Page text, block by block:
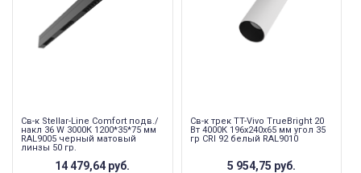
Св-к Stellar-Line Сomfort подв./
накл 36 W 3000К 1200*35*75 мм
RAL9005 черный матовый
линзы 50 гр.
14 479,64 руб.
Св-к трек TT-Vivo TrueBright 20
Вт 4000К 196х240х65 мм угол 35
гр CRI 92 белый RAL9010
5 954,75 руб.